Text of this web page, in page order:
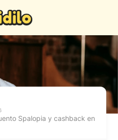
Spalopia y cashback en